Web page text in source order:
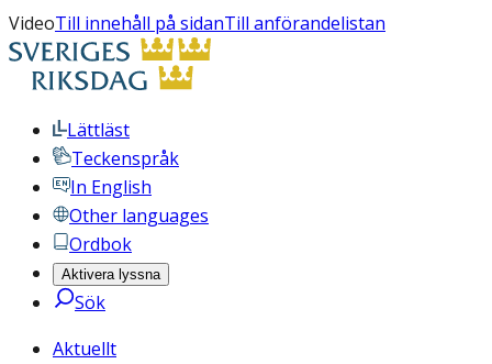
VideoTill innehåll på sidanTill anförandelistan
Lättläst
Teckenspråk
In English
Other languages
Ordbok
Aktivera lyssna
Sök
Aktuellt